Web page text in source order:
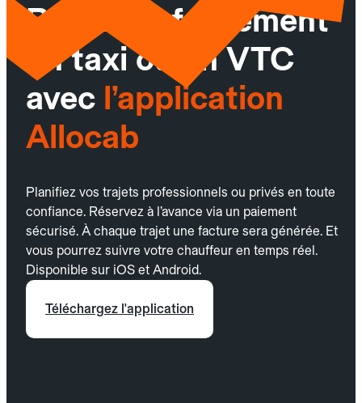
Réservez facilement
un taxi ou un VTC
avec l’application
Allocab
Planifiez vos trajets professionnels ou privés en toute
confiance. Réservez à l’avance via un paiement
sécurisé. À chaque trajet une facture sera générée. Et
vous pourrez suivre votre chauffeur en temps réel.
Disponible sur iOS et Android.
Téléchargez l'application